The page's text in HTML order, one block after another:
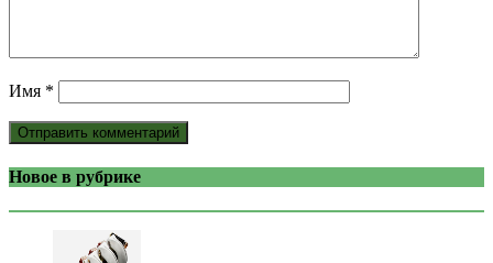
Имя *
Новое в рубрике